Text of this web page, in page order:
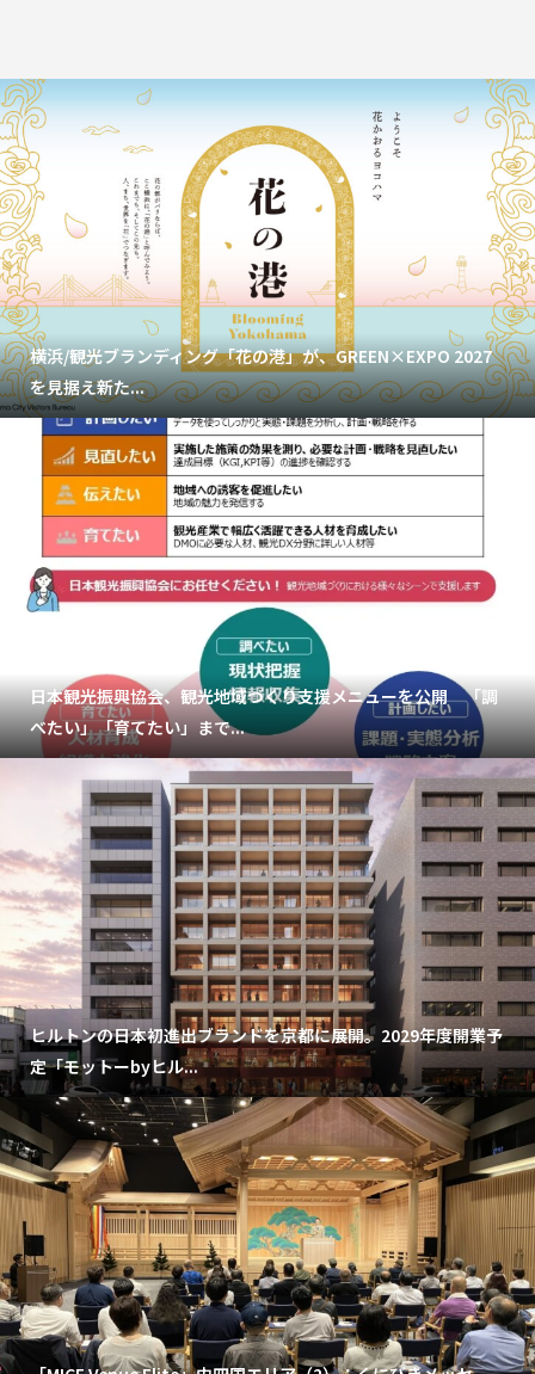
横浜/観光ブランディング「花の港」が、GREEN×EXPO 2027
を見据え新た...
日本観光振興協会、観光地域づくり支援メニューを公開 「調
べたい」「育てたい」まで...
ヒルトンの日本初進出ブランドを京都に展開。2029年度開業予
定「モットーbyヒル...